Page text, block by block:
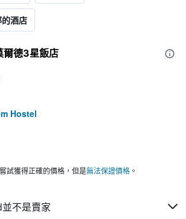
酒店
爾德3星​飯店
Hostel
試獲得正確的價格，但是無法保證價格 。
並不是賣家